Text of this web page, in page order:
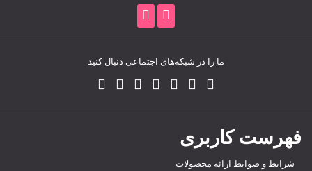
ما را در شبکه‌های اجتماعی دنبال کنید
فهرست کاربری
شرایط و ضوابط ارائه محصولات